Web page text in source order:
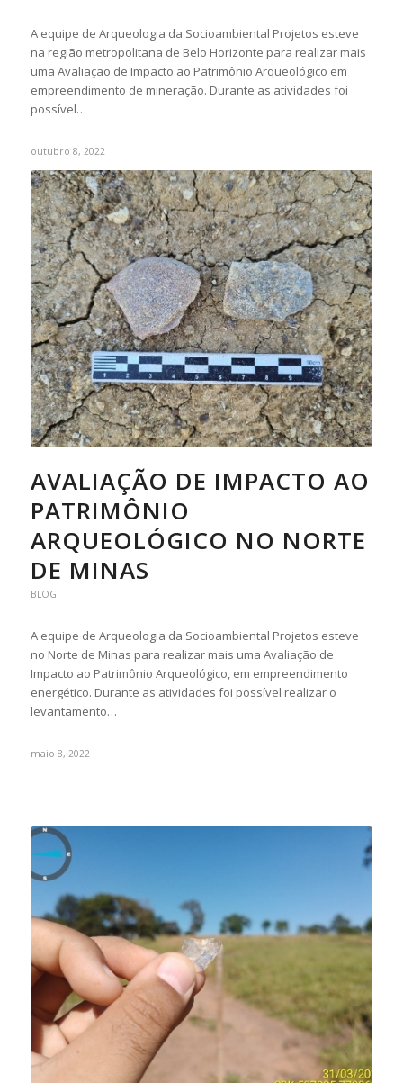
A equipe de Arqueologia da Socioambiental Projetos esteve
na região metropolitana de Belo Horizonte para realizar mais
uma Avaliação de Impacto ao Patrimônio Arqueológico em
empreendimento de mineração. Durante as atividades foi
possível…
outubro 8, 2022
AVALIAÇÃO DE IMPACTO AO
PATRIMÔNIO
ARQUEOLÓGICO NO NORTE
DE MINAS
BLOG
A equipe de Arqueologia da Socioambiental Projetos esteve
no Norte de Minas para realizar mais uma Avaliação de
Impacto ao Patrimônio Arqueológico, em empreendimento
energético. Durante as atividades foi possível realizar o
levantamento…
maio 8, 2022